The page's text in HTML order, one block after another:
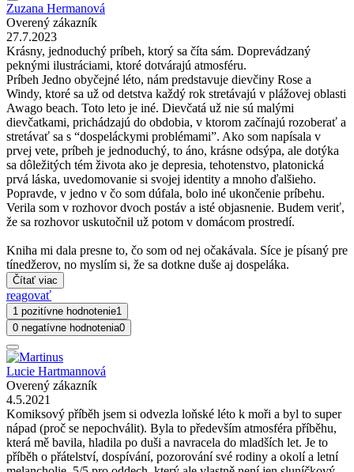
Zuzana Hermanová
Overený zákazník
27.7.2023
Krásny, jednoduchý príbeh, ktorý sa číta sám. Doprevádzaný
peknými ilustráciami, ktoré dotvárajú atmosféru.
Príbeh Jedno obyčejné léto, nám predstavuje dievčiny Rose a
Windy, ktoré sa už od detstva každý rok stretávajú v plážovej oblasti
Awago beach. Toto leto je iné. Dievčatá už nie sú malými
dievčatkami, prichádzajú do obdobia, v ktorom začínajú rozoberať a
stretávať sa s “dospeláckymi problémami”. Ako som napísala v
prvej vete, príbeh je jednoduchý, to áno, krásne odsýpa, ale dotýka
sa dôležitých tém života ako je depresia, tehotenstvo, platonická
prvá láska, uvedomovanie si svojej identity a mnoho ďalšieho.
Popravde, v jedno v čo som dúfala, bolo iné ukončenie príbehu.
Verila som v rozhovor dvoch postáv a isté objasnenie. Budem veriť,
že sa rozhovor uskutočnil už potom v domácom prostredí.
Kniha mi dala presne to, čo som od nej očakávala. Síce je písaný pre
tínedžerov, no myslím si, že sa dotkne duše aj dospeláka.
Čítať viac
reagovať
1 pozitívne hodnotenie1
0 negatívne hodnotenia0
Lucie Hartmannová
Overený zákazník
4.5.2021
Komiksový příběh jsem si odvezla loňské léto k moři a byl to super
nápad (proč se nepochválit). Byla to především atmosféra příběhu,
která mě bavila, hladila po duši a navracela do mladších let. Je to
příběh o přátelství, dospívání, pozorování své rodiny a okolí a letní